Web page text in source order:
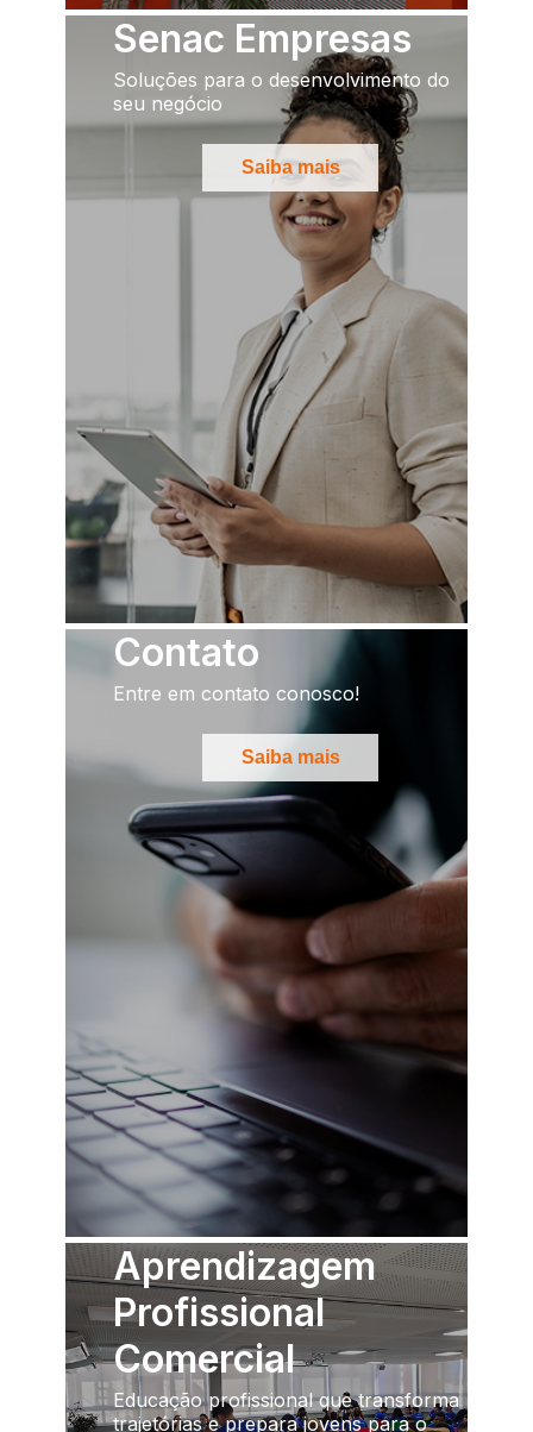
Senac Empresas
Soluções para o desenvolvimento do
seu negócio
Saiba mais
Contato
Entre em contato conosco!
Saiba mais
Aprendizagem
Profissional
Comercial
Educação profissional que transforma
trajetórias e prepara jovens para o